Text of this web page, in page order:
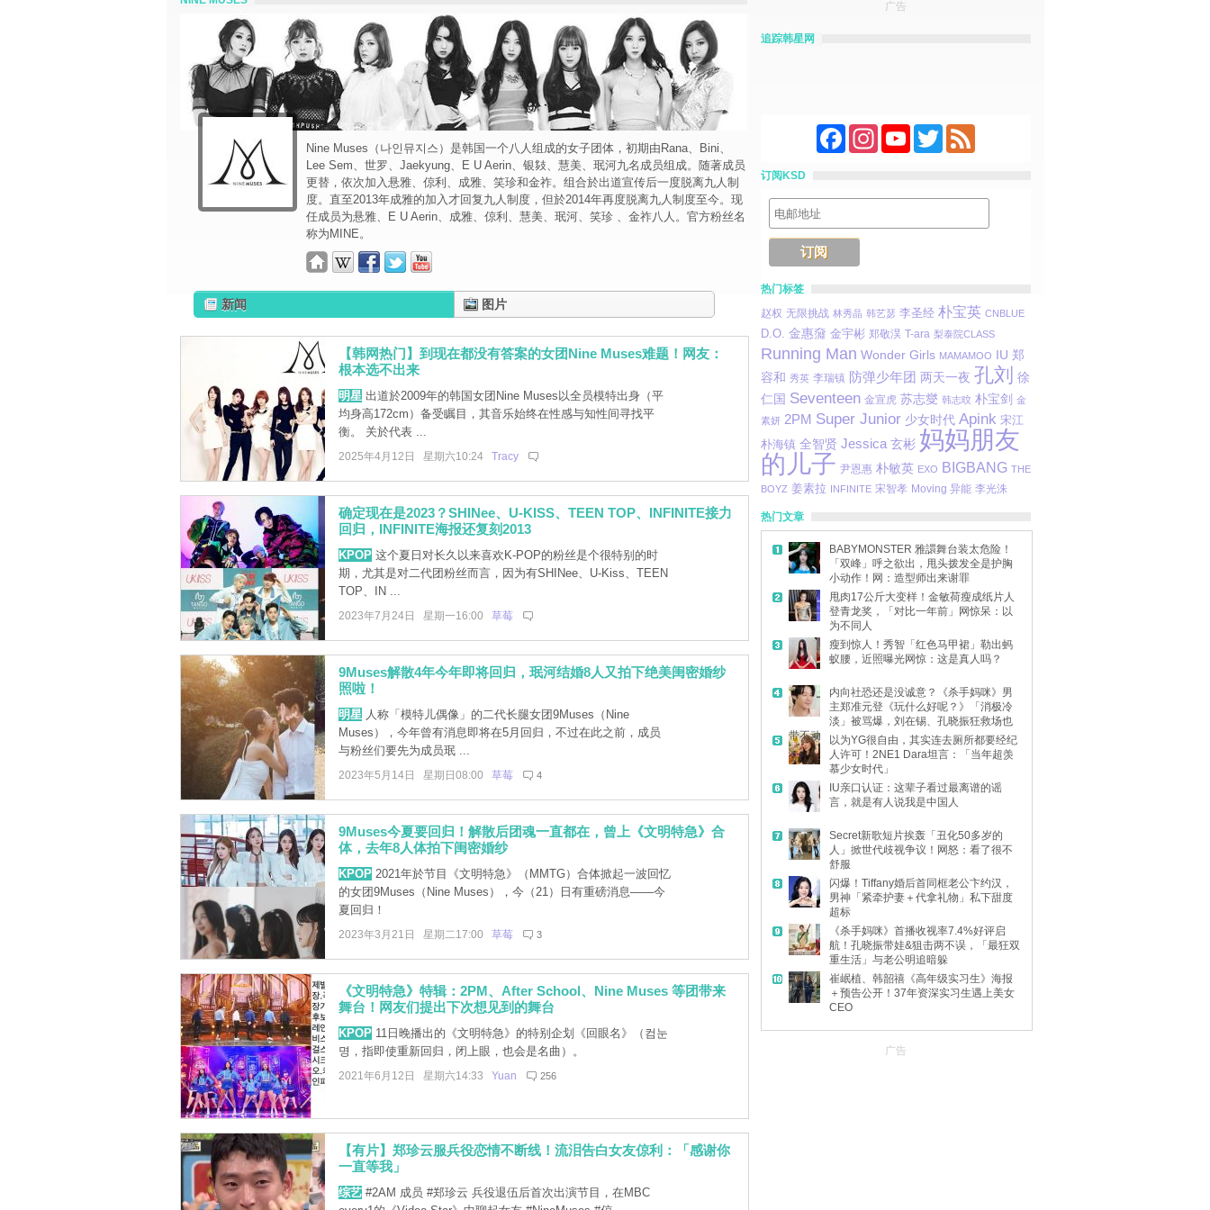
Nine Muses（나인뮤지스）是韩国一个八人组成的女子团体，初期由Rana、Bini、
Lee Sem、世罗、Jaekyung、E U Aerin、银㩼、慧美、珉河九名成员组成。随著成员
更替，依次加入悬雅、倞利、成雅、笑珍和金祚。组合於出道宣传后一度脱离九人制
度。直至2013年成雅的加入才回复九人制度，但於2014年再度脱离九人制度至今。现
任成员为悬雅、E U Aerin、成雅、倞利、慧美、珉河、笑珍 、金祚八人。官方粉丝名
称为MINE。
新闻 图片
【韩网热门】到现在都没有答案的女团Nine Muses难题！网友：
根本选不出来
明星出道於2009年的韩国女团Nine Muses以全员模特出身（平
均身高172cm）备受瞩目，其音乐始终在性感与知性间寻找平
衡。 关於代表 ...
2025年4月12日 星期六10:24 Tracy
确定现在是2023？SHINee、U-KISS、TEEN TOP、INFINITE接力
回归，INFINITE海报还复刻2013
KPOP这个夏日对长久以来喜欢K-POP的粉丝是个很特别的时
期，尤其是对二代团粉丝而言，因为有SHINee、U-Kiss、TEEN
TOP、IN ...
2023年7月24日 星期一16:00 草莓
9Muses解散4年今年即将回归，珉河结婚8人又拍下绝美闺密婚纱
照啦！
明星人称「模特儿偶像」的二代长腿女团9Muses（Nine
Muses），今年曾有消息即将在5月回归，不过在此之前，成员
与粉丝们要先为成员珉 ...
2023年5月14日 星期日08:00 草莓 4
9Muses今夏要回归！解散后团魂一直都在，曾上《文明特急》合
体，去年8人体拍下闺密婚纱
KPOP2021年於节目《文明特急》（MMTG）合体掀起一波回忆
的女团9Muses（Nine Muses），今（21）日有重磅消息――今
夏回归！
2023年3月21日 星期二17:00 草莓 3
《文明特急》特辑：2PM、After School、Nine Muses 等团带来
舞台！网友们提出下次想见到的舞台
KPOP11日晚播出的《文明特急》的特别企划《回眼名》（컴눈
명，指即使重新回归，闭上眼，也会是名曲）。
2021年6月12日 星期六14:33 Yuan 256
【有片】郑珍云服兵役恋情不断线！流泪告白女友倞利：「感谢你
一直等我」
综艺#2AM 成员 #郑珍云 兵役退伍后首次出演节目，在MBC
广告
追踪韩星网
FacebookInstagramYouTubeTwitterFeed
订阅KSD
热门标签
赵权 无限挑战 林秀晶 韩艺瑟 李圣经 朴宝英 CNBLUE
D.O. 金惠奫 金宇彬 郑敬淏 T-ara 梨泰院CLASS
Running Man Wonder Girls MAMAMOO IU 郑
容和 秀英 李瑞镇 防弹少年团 两天一夜 孔刘
徐
仁国 Seventeen 金宣虎 苏志燮 韩志旼 朴宝剑 金
素妍 2PM Super Junior 少女时代 Apink 宋江
朴海镇 全智贤 Jessica 玄彬 妈妈朋友
的儿子 尹恩惠 朴敏英 EXO BIGBANG THE
BOYZ 姜素拉 INFINITE 宋智孝 Moving 异能 李光洙
热门文章
BABYMONSTER 雅譞舞台装太危险！
「双峰」呼之欲出，甩头拨发全是护胸
小动作！网：造型师出来谢罪
甩肉17公斤大变样！金敏荷瘦成纸片人
登青龙奖，「对比一年前」网惊呆：以
为不同人
瘦到惊人！秀智「红色马甲裙」勒出蚂
蚁腰，近照曝光网惊：这是真人吗？
内向社恐还是没诚意？《杀手妈咪》男
主郑准元登《玩什么好呢？》「消极冷
淡」被骂爆，刘在锡、孔晓振狂救场也
带不动
以为YG很自由，其实连去厕所都要经纪
人许可！2NE1 Dara坦言：「当年超羡
慕少女时代」
IU亲口认证：这辈子看过最离谱的谣
言，就是有人说我是中国人
Secret新歌短片挨轰「丑化50多岁的
人」掀世代歧视争议！网怒：看了很不
舒服
闪爆！Tiffany婚后首同框老公卞约汉，
男神「紧牵护妻＋代拿礼物」私下甜度
超标
《杀手妈咪》首播收视率7.4%好评启
航！孔晓振带娃&狙击两不误，「最狂双
重生活」与老公明追暗躲
崔岷植、韩韶禧《高年级实习生》海报
＋预告公开！37年资深实习生遇上美女
CEO
广告